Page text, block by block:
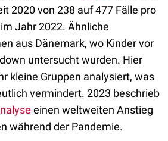
2020 von 238 auf 477 Fälle pro
Jahr 2022. Ähnliche
aus Dänemark, wo Kinder vor
untersucht wurden. Hier
kleine Gruppen analysiert, was
vermindert. 2023 beschrieb
einen weltweiten Anstieg
während der Pandemie.